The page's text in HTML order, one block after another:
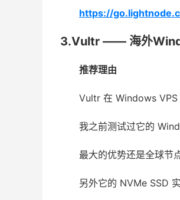
https://
3.Vultr —— 海外
推荐理由
Vultr 在 Windows VPS
我之前测试过它的
最大的优势还是全球节
另外它的 NVMe SSD